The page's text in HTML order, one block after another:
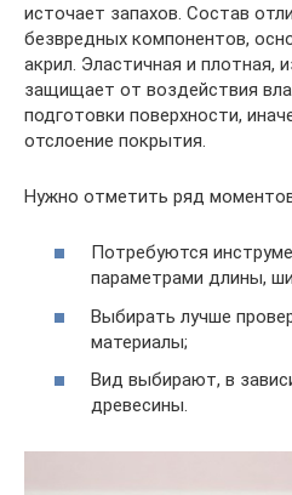
источает запахов. Состав
безвредных компонентов,
акрил. Эластичная и плотная,
защищает от воздействия
подготовки поверхности,
отслоение покрытия.
Нужно отметить ряд
Потребуются
параметрами длины,
Выбирать лучше
материалы;
Вид выбирают, в
древесины.